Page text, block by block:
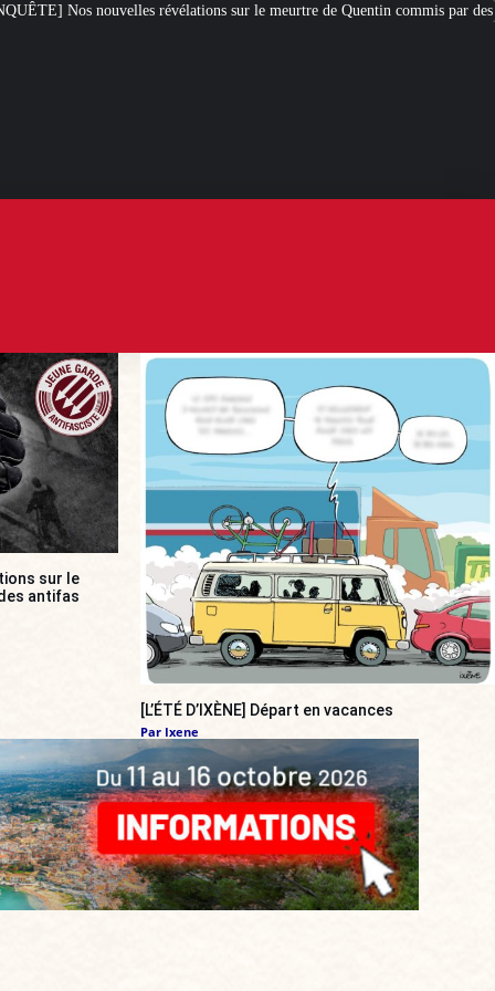
sur le meurtre de Quentin commis par des antifas [L’ÉTÉ
sur le
antifas
[L’ÉTÉ D’IXÈNE] Départ en vacances
Par Ixene